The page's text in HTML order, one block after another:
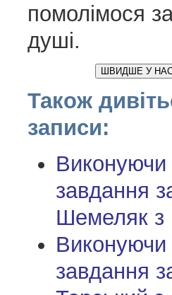
помолімося
душі.
ШВИДШЕ У НАС
Також
записи:
завдання
Шемеляк з
завдання